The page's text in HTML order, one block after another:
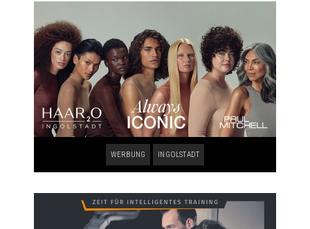
WERBUNG INGOLSTADT